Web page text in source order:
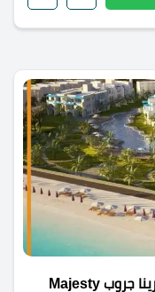
منتجع ماجيستي باي الجلالة من لاسيرينا جروب Majesty